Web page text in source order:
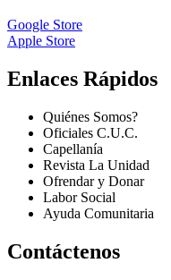
Google Store
Apple Store
Enlaces Rápidos
Quiénes Somos?
Oficiales C.U.C.
Capellanía
Revista La Unidad
Ofrendar y Donar
Labor Social
Ayuda Comunitaria
Contáctenos